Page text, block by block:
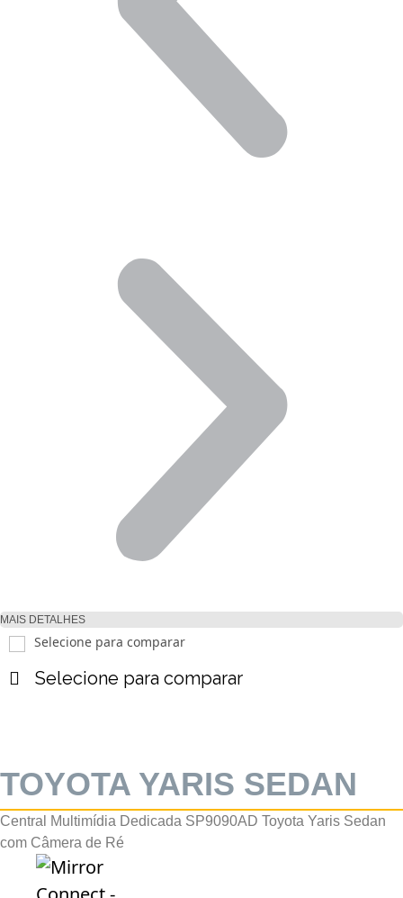
MAIS DETALHES
Selecione para comparar
Selecione para comparar
TOYOTA YARIS SEDAN
Central Multimídia Dedicada SP9090AD Toyota Yaris Sedan
com Câmera de Ré